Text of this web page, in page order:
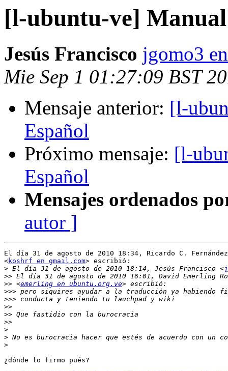
[l-ubuntu-ve]
Jesús Francisco jgomo3
Mie Sep 1 01:27:09 BST
Mensaje anterior: [l-
Español
Próximo mensaje: [l-
Español
Mensajes ordenados
autor ]
El día 31 de agosto de 2010 18:34, Ricardo C.
<koshrf en gmail.com> escribió:
> El día 31 de agosto de 2010 18:14, Jesús Francisco <
>>
>> <emerling en ubuntu.org.ve
>>>
>>>
>>
>>
>>
>
>
>
¿dónde lo firmo pués?